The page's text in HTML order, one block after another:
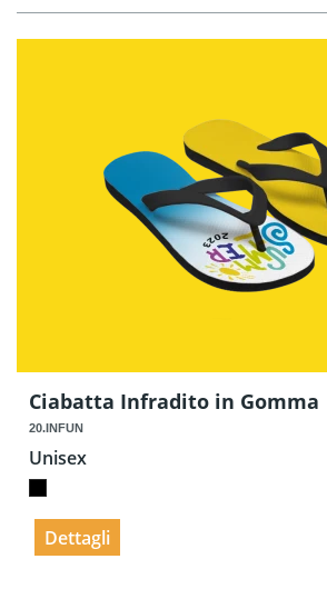
Ciabatta Infradito in Gomma
20.INFUN
Unisex
Dettagli